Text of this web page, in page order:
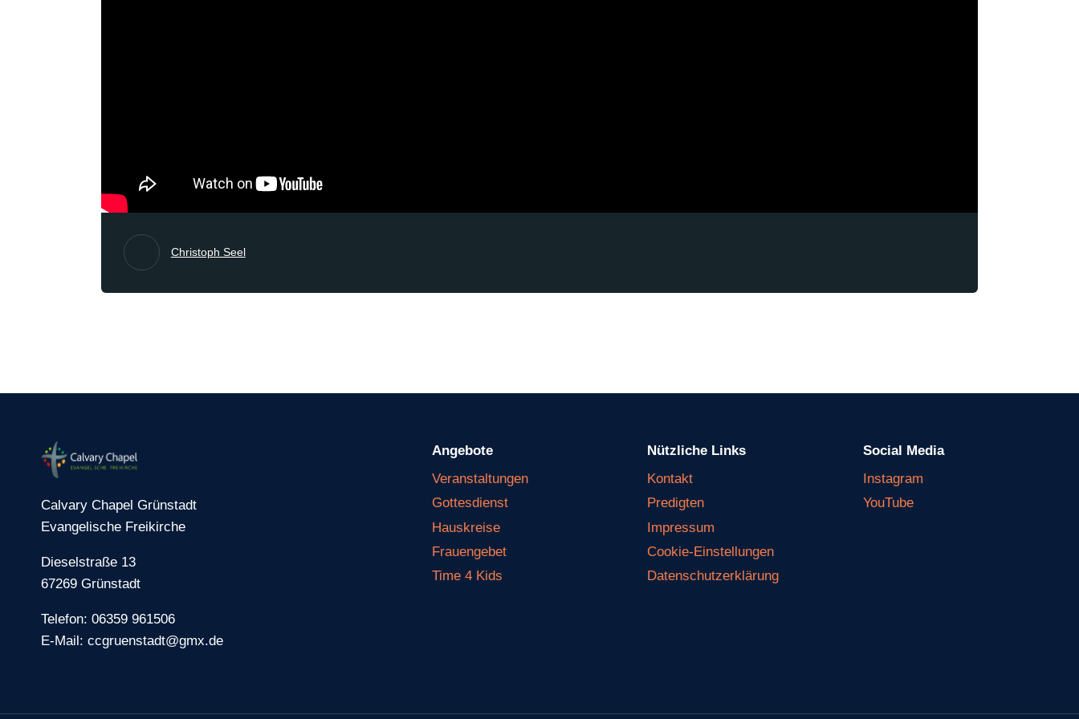
Christoph Seel
Calvary Chapel Grünstadt
Evangelische Freikirche
Dieselstraße 13
67269 Grünstadt
Telefon: 06359 961506
E-Mail: ccgruenstadt@gmx.de
Angebote
Veranstaltungen
Gottesdienst
Hauskreise
Frauengebet
Time 4 Kids
Nützliche Links
Kontakt
Predigten
Impressum
Cookie-Einstellungen
Datenschutzerklärung
Social Media
Instagram
YouTube